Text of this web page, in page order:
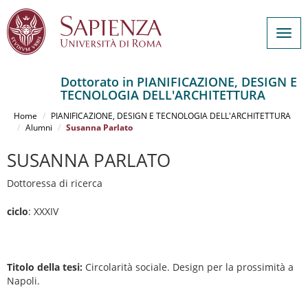
contenuto
Dottorato in PIANIFICAZIONE, DESIGN E
TECNOLOGIA DELL'ARCHITETTURA
Home
PIANIFICAZIONE, DESIGN E TECNOLOGIA DELL'ARCHITETTURA
Alumni
Susanna Parlato
SUSANNA PARLATO
Dottoressa di ricerca
ciclo: XXXIV
Titolo della tesi: Circolarità sociale. Design per la prossimità a
Napoli.